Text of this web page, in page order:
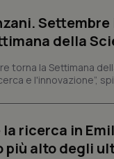
della
torna la Settimana
e l'innovazione”,
la ricerca in
più alto degli
tracking-sites-ironfish-
tracking-enable
tracking-sites-ironfish-
_ga